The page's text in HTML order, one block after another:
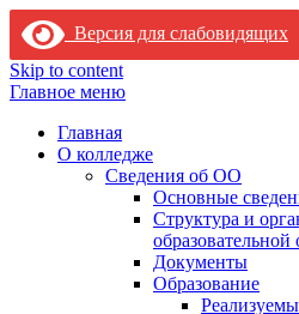
Версия для слабовидящих
Skip to content
Главное меню
Главная
О колледже
Сведения об ОО
Основные
Структура и
образовательной
Документы
Образование